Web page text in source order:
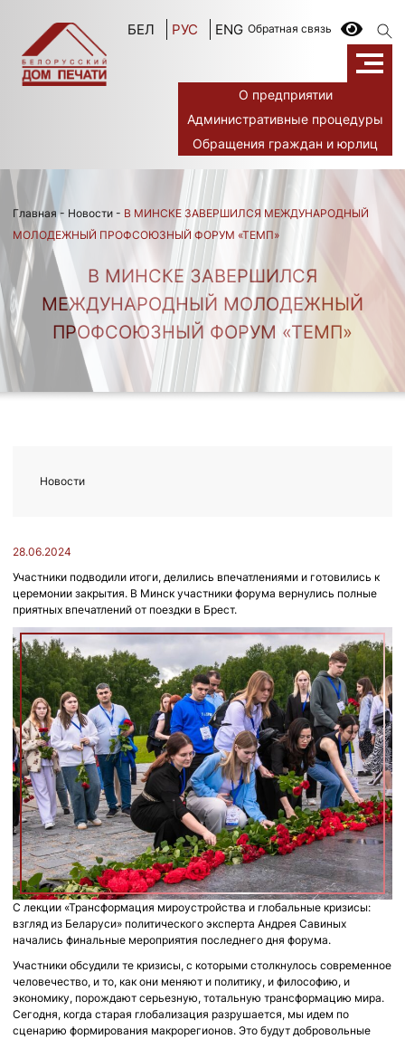
БЕЛ РУС ENG Обратная связь
О предприятии
Административные процедуры
Обращения граждан и юрлиц
Главная- Новости - В МИНСКЕ ЗАВЕРШИЛСЯ МЕЖДУНАРОДНЫЙ
МОЛОДЕЖНЫЙ ПРОФСОЮЗНЫЙ ФОРУМ «ТЕМП»
В МИНСКЕ ЗАВЕРШИЛСЯ
МЕЖДУНАРОДНЫЙ МОЛОДЕЖНЫЙ
ПРОФСОЮЗНЫЙ ФОРУМ «ТЕМП»
28.06.2024
Участники подводили итоги, делились впечатлениями и готовились к
церемонии закрытия. В Минск участники форума вернулись полные
приятных впечатлений от поездки в Брест.
С лекции «Трансформация мироустройства и глобальные кризисы:
взгляд из Беларуси» политического эксперта Андрея Савиных
начались финальные мероприятия последнего дня форума.
Участники обсудили те кризисы, с которыми столкнулось современное
человечество, и то, как они меняют и политику, и философию, и
экономику, порождают серьезную, тотальную трансформацию мира.
Сегодня, когда старая глобализация разрушается, мы идем по
сценарию формирования макрорегионов. Это будут добровольные
Новости